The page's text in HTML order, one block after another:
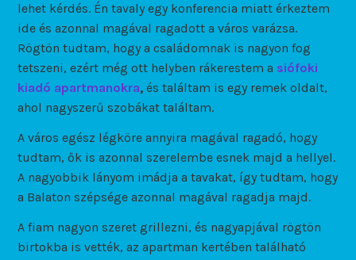
lehet kérdés. Én tavaly egy konferencia miatt érkeztem
ide és azonnal magával ragadott a város varázsa.
Rögtön tudtam, hogy a családomnak is nagyon fog
tetszeni, ezért még ott helyben rákerestem a siófoki
kiadó apartmanokra, és találtam is egy remek oldalt,
ahol nagyszerű szobákat találtam.
A város egész légköre annyira magával ragadó, hogy
tudtam, ők is azonnal szerelembe esnek majd a hellyel.
A nagyobbik lányom imádja a tavakat, így tudtam, hogy
a Balaton szépsége azonnal magával ragadja majd.
A fiam nagyon szeret grillezni, és nagyapjával rögtön
birtokba is vették, az apartman kertében található